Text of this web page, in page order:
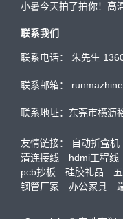
小暑今天拍了拍你！高温
联系我们
联系电话： 朱先生
联系邮箱：
联系地址：东莞市横沥
友情链接： 自动折盒机
清连接线
hdmi工程线
pcb抄板
硅胶礼品
钢管厂家
办公家具